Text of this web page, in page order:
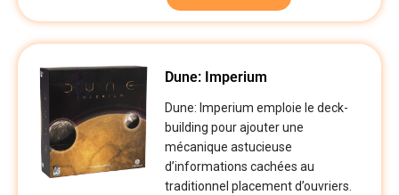
Dune: Imperium
Dune: Imperium emploie le deck-
building pour ajouter une
mécanique astucieuse
d’informations cachées au
traditionnel placement d’ouvriers.